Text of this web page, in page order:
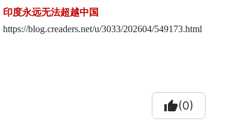
印度永远无法超越中国
https://blog.creaders.net/u/3033/202604/549173.html
thumb_up(0)